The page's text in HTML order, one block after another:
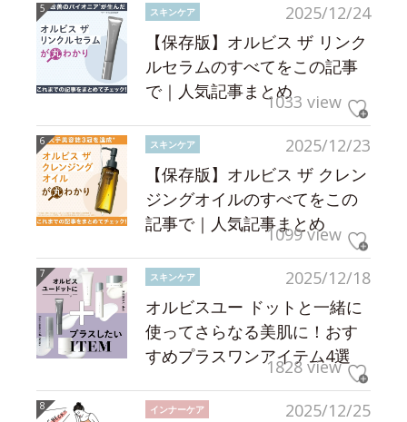
2025/12/24
スキンケア
【保存版】オルビス ザ リンク
ルセラムのすべてをこの記事
で｜人気記事まとめ1033 view
2025/12/23
スキンケア
【保存版】オルビス ザ クレン
ジングオイルのすべてをこの
記事で｜人気記事まとめ
1099 view
2025/12/18
スキンケア
オルビスユー ドットと一緒に
使ってさらなる美肌に！おす
すめプラスワンアイテム4選
1828 view
2025/12/25
インナーケア